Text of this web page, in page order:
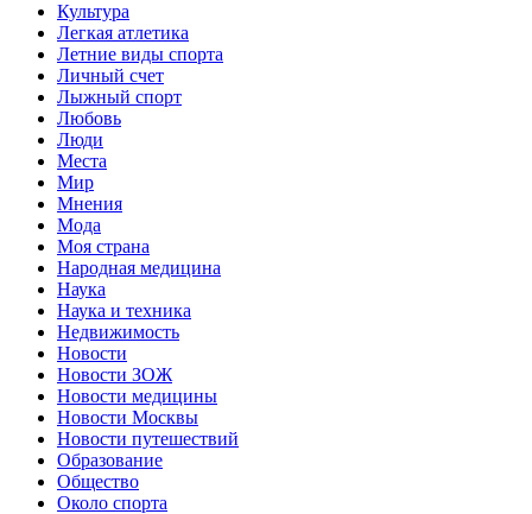
Культура
Легкая атлетика
Летние виды спорта
Личный счет
Лыжный спорт
Любовь
Люди
Места
Мир
Мнения
Мода
Моя страна
Народная медицина
Наука
Наука и техника
Недвижимость
Новости
Новости ЗОЖ
Новости медицины
Новости Москвы
Новости путешествий
Образование
Общество
Около спорта